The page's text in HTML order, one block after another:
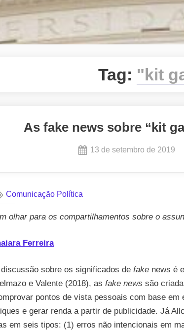
Tag: "kit
As fake news sobre “kit
Posted
13 de setembro de 2019
Comunicação Política
olhar para os compartilhamentos sobre o
Ferreira
sobre os significados de fake news é
e Valente (2018), as fake news são
pontos de vista pessoais com base em
e gerar renda a partir de publicidade. Já
em seis tipos: (1) erros não intencionais em